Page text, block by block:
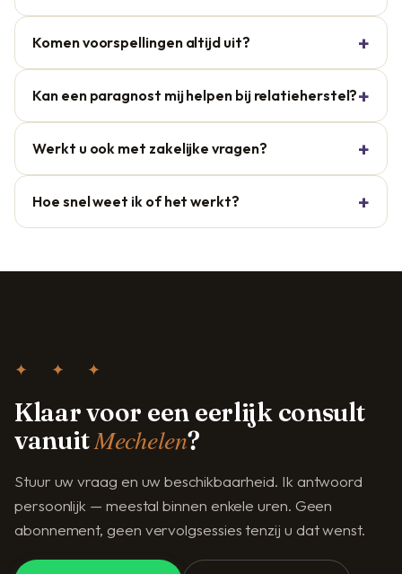
Komen voorspellingen altijd uit?
Kan een paragnost mij helpen bij relatieherstel?
Werkt u ook met zakelijke vragen?
Hoe snel weet ik of het werkt?
✦ ✦ ✦
Klaar voor een eerlijk consult
vanuitMechelen?
Stuur uw vraag en uw beschikbaarheid. Ik antwoord
persoonlijk — meestal binnen enkele uren. Geen
abonnement, geen vervolgsessies tenzij u dat wenst.